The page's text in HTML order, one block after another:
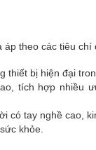
theo các tiêu chí
thiết bị hiện đại
tích hợp nhiều
có tay nghề cao,
khỏe.